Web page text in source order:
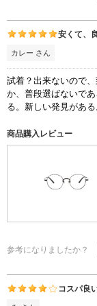
安くて、
カレー さん
試着？出来ないので
か、普段選ばないで
る。新しい発見がある
商品購入レビュー
参考になりましたか？
コスパ良